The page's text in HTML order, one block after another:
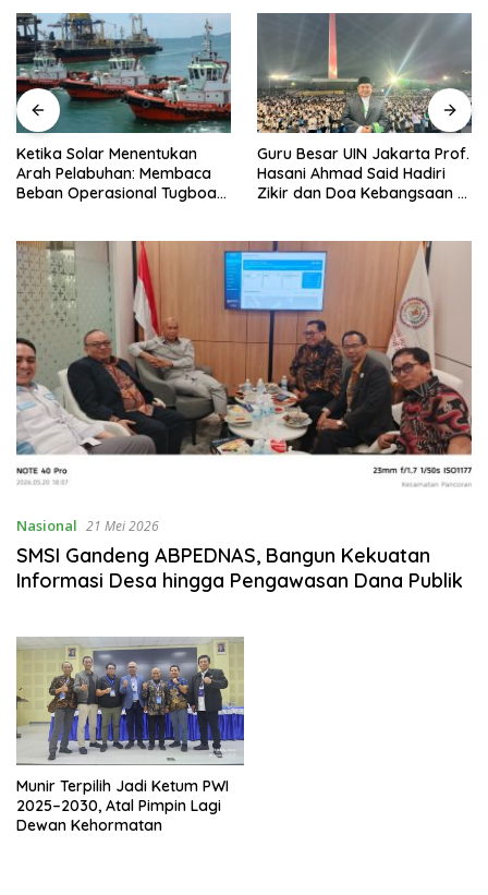
Ketika Solar Menentukan
Arah Pelabuhan: Membaca
Beban Operasional Tugboat
Guru Besar UIN Jakarta Prof.
Hasani Ahmad Said Hadiri
Zikir dan Doa Kebangsaan di
Nasional 21 Mei 2026
SMSI Gandeng ABPEDNAS, Bangun Kekuatan
Informasi Desa hingga Pengawasan Dana Publik
Munir Terpilih Jadi Ketum PWI
2025–2030, Atal Pimpin Lagi
Dewan Kehormatan